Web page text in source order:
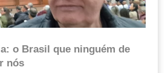
o Brasil que ninguém de
nós